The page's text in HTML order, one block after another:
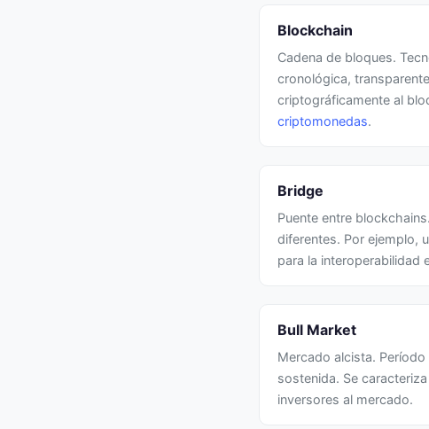
Blockchain
Cadena de bloques.
cronológica,
criptográficamente al
criptomonedas.
Bridge
Puente entre
diferentes. Por ejemplo,
para la interoperabilidad
Bull Market
Mercado alcista.
sostenida. Se
inversores al mercado.